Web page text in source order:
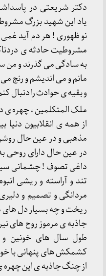
دکتر شریعتی در
یاد این شهید بزرگ
نو ظهوری ! هر دم آید غمی
مشروطیت حادثه ی
به سادگی می گذرند و من
مانم و می اندیشم و رنج می
و بقیه ی حوادث را دنبال
ملک المتکلمین ، چهره ی
از همه ی انقلابیون
مذهبی و در عین حال
در عین حال دارای
داغی تصوف ! چشمانی
تند و آراسته و ریشی
مردانگی و تصمیم و
ریخت و چه بسیار دل های
جاذبه ی مرموز روح های
کشمکش های پنهانی با
از چنگ جاذبه ی این چهره ی